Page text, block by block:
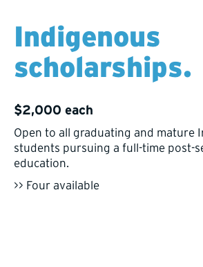
Indigenous
scholarships.
$2,000 each
Open to all graduating and mature
students pursuing a full-time post-
education.
>> Four available